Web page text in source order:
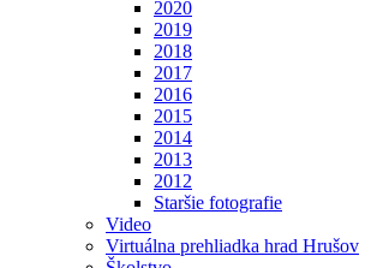
2020
2019
2018
2017
2016
2015
2014
2013
2012
Staršie fotografie
Video
Virtuálna prehliadka hrad Hrušov